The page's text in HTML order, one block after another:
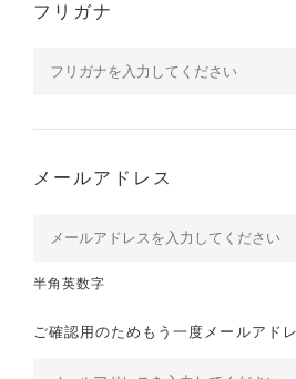
フリガナ
メールアドレス
半角英数字
ご確認用のためもう一度メールアド